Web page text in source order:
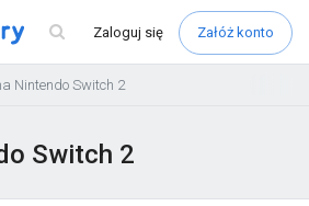
Zaloguj się Załóż konto
Nintendo Switch 2
Switch 2